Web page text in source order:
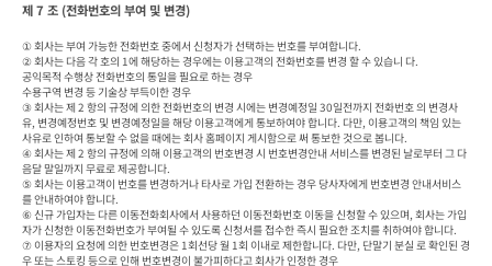
제 7 조 (전화번호의 부여 및 변경)
① 회사는 부여 가능한 전화번호 중에서 신청자가 선택하는 번호를 부여합니다.
② 회사는 다음 각 호의 1에 해당하는 경우에는 이용고객의 전화번호를 변경 할 수 있습니 다.
공익목적 수행상 전화번호의 통일을 필요로 하는 경우
수용구역 변경 등 기술상 부득이한 경우
③ 회사는 제 2 항의 규정에 의한 전화번호의 변경 시에는 변경예정일 30일전까지 전화번호 의 변경사
유, 변경예정번호 및 변경예정일을 해당 이용고객에게 통보하여야 합니다. 다만, 이용고객의 책임 있는
사유로 인하여 통보할 수 없을 때에는 회사 홈페이지 게시함으로 써 통보한 것으로 봅니다.
④ 회사는 제 2 항의 규정에 의해 이용고객의 번호변경 시 번호변경안내 서비스를 변경된 날로부터 그 다
음달 말일까지 무료로 제공합니다.
⑤ 회사는 이용고객이 번호를 변경하거나 타사로 가입 전환하는 경우 당사자에게 번호변경 안내서비스
를 안내하여야 합니다.
⑥ 신규 가입자는 다른 이동전화회사에서 사용하던 이동전화번호 이동을 신청할 수 있으며, 회사는 가입
자가 신청한 이동전화번호가 부여될 수 있도록 신청서를 접수한 즉시 필요한 조치를 취하여야 합니다.
⑦ 이용자의 요청에 의한 번호변경은 1회선당 월 1회 이내로 제한합니다. 다만, 단말기 분실 로 확인된 경
우 또는 스토킹 등으로 인해 번호변경이 불가피하다고 회사가 인정한 경우